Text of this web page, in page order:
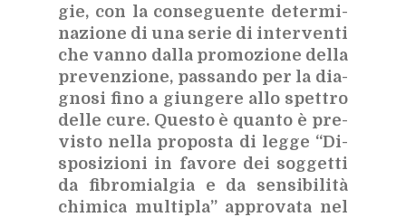
gie, con la con­se­guen­te de­ter­mi­
na­zio­ne di una se­rie di in­ter­ven­ti
che van­no dal­la pro­mo­zio­ne del­la
pre­ven­zio­ne, pas­san­do per la dia­
gno­si fino a giun­ge­re allo spet­tro
del­le cure. Que­sto è quan­to è pre­
vi­sto nel­la pro­po­sta di leg­ge “Di­
spo­si­zio­ni in fa­vo­re dei sog­get­ti
da fi­bro­mial­gia e da sen­si­bi­li­tà
chi­mi­ca mul­ti­pla” ap­pro­va­ta nel